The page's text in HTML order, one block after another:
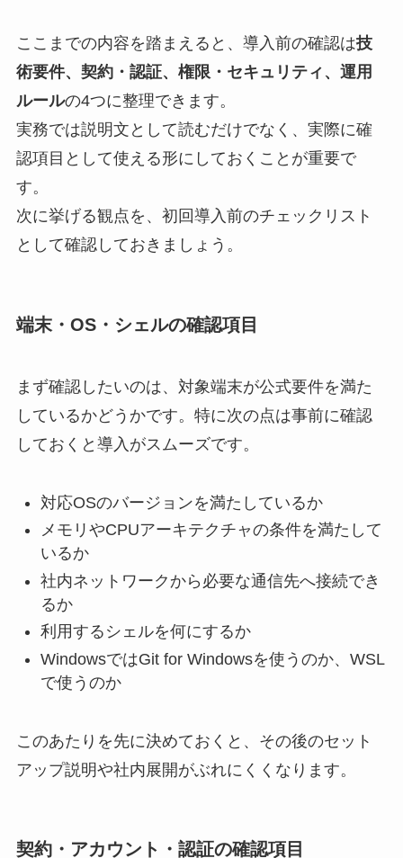
ここまでの内容を踏まえると、導入前の確認は技
術要件、契約・認証、権限・セキュリティ、運用
ルールの4つに整理できます。
実務では説明文として読むだけでなく、実際に確
認項目として使える形にしておくことが重要で
す。
次に挙げる観点を、初回導入前のチェックリスト
として確認しておきましょう。
端末・OS・シェルの確認項目
まず確認したいのは、対象端末が公式要件を満た
しているかどうかです。特に次の点は事前に確認
しておくと導入がスムーズです。
対応OSのバージョンを満たしているか
メモリやCPUアーキテクチャの条件を満たして
いるか
社内ネットワークから必要な通信先へ接続でき
るか
利用するシェルを何にするか
WindowsではGit for Windowsを使うのか、WSL
で使うのか
このあたりを先に決めておくと、その後のセット
アップ説明や社内展開がぶれにくくなります。
契約・アカウント・認証の確認項目